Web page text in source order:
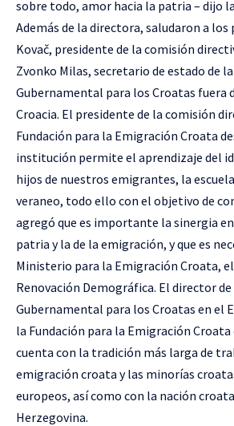
sobre todo, amor hacia la patria – dijo
Además de la directora, saludaron a los
Kovač, presidente de la comisión
Zvonko Milas, secretario de estado de
Gubernamental para los Croatas fuera
Croacia. El presidente de la comisión
Fundación para la Emigración Croata
institución permite el aprendizaje del
hijos de nuestros emigrantes, la
veraneo, todo ello con el objetivo de
agregó que es importante la sinergia
patria y la de la emigración, y que es
Ministerio para la Emigración Croata,
Renovación Demográfica. El director
Gubernamental para los Croatas en el
la Fundación para la Emigración
cuenta con la tradición más larga de
emigración croata y las minorías
europeos, así como con la nación
Herzegovina.